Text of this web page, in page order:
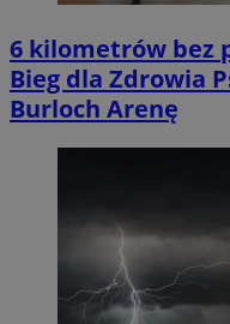
6 kilometrów bez
Bieg dla Zdrowia
Burloch Arenę